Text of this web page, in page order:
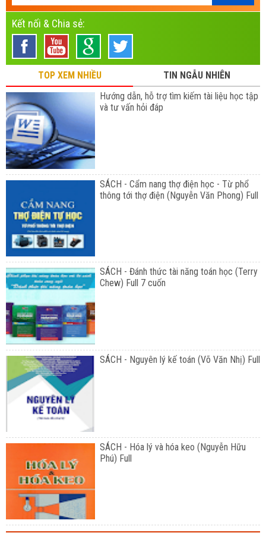
Kết nối & Chia sẻ:
TOP XEM NHIỀU
TIN NGẪU NHIÊN
Hướng dẫn, hỗ trợ tìm kiếm tài liệu học tập
và tư vấn hỏi đáp
SÁCH - Cẩm nang thợ điện học - Từ phổ
thông tới thợ điện (Nguyễn Văn Phong) Full
SÁCH - Đánh thức tài năng toán học (Terry
Chew) Full 7 cuốn
SÁCH - Nguyên lý kế toán (Võ Văn Nhị) Full
SÁCH - Hóa lý và hóa keo (Nguyễn Hữu
Phú) Full